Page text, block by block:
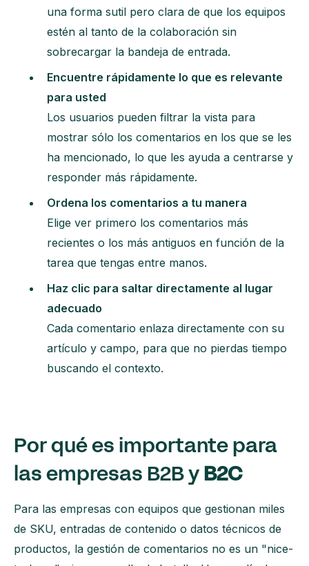
una forma sutil pero clara de que los equipos
estén al tanto de la colaboración sin
sobrecargar la bandeja de entrada.
Encuentre rápidamente lo que es relevante
para usted
Los usuarios pueden filtrar la vista para
mostrar sólo los comentarios en los que se les
ha mencionado, lo que les ayuda a centrarse y
responder más rápidamente.
Ordena los comentarios a tu manera
Elige ver primero los comentarios más
recientes o los más antiguos en función de la
tarea que tengas entre manos.
Haz clic para saltar directamente al lugar
adecuado
Cada comentario enlaza directamente con su
artículo y campo, para que no pierdas tiempo
buscando el contexto.
Por qué es importante para
las empresas B2B yB2C‍‍
Para las empresas con equipos que gestionan miles
de SKU, entradas de contenido o datos técnicos de
productos, la gestión de comentarios no es un "nice-